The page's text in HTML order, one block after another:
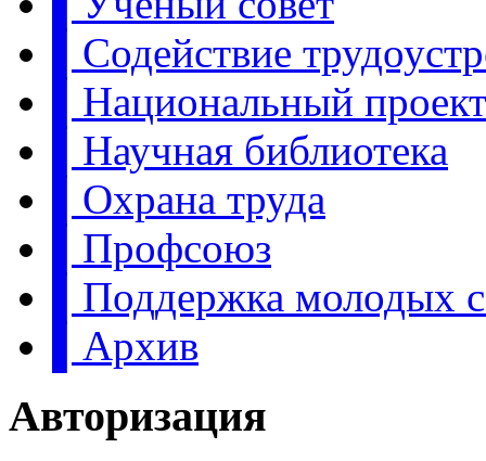
▌Содействие
▌Национальный
▌Научная библиотека
▌Охрана труда
▌Профсоюз
▌Поддержка молодых
▌Архив
Авторизация